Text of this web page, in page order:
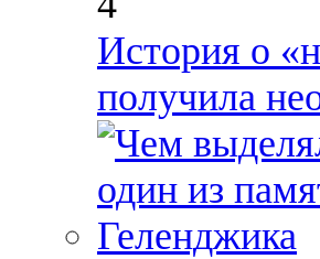
История о
получила